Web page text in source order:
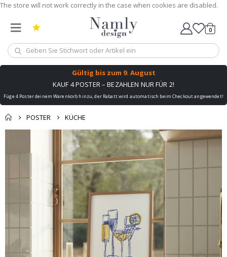
The store will not work correctly in the case when cookies are disabled.
Wagen
0
Gültig bis zum 9. August
KAUF 4 POSTER – BEZAHLEN NUR FÜR 2!
Füge 4 Poster deinem Warenkorb hinzu, der Rabatt wird automatisch beim Checkout angewendet!
POSTER
KÜCHE
springen